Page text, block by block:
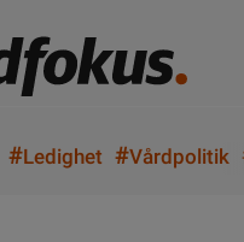
#Ledighet #Vårdpolitik